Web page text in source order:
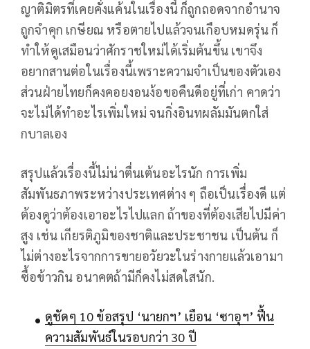
ญาติมิตรที่เคยคั่งแค้นในเรื่องนี้ ก็ถูกถอดจากอำนาจ
ถูกจำคุก เกษียณ หรือตายไปแล้วจนเกือบหมดรุ่น ก็
ทำให้ดูเสมือนว่าศักราชใหม่ได้เริ่มต้นขึ้น เขาจึง
อยากสานต่อในเรื่องนี้เพราะความจำเป็นของตัวเอง
ส่วนฝ่ายไทยก็คงคอยงอนง้อขอคืนดีอยู่ที่เก่า คาดว่า
จะไม่ได้ทำอะไรเพิ่มใหม่ จนกิ่งอินทผลัมมันตกใส่
กบาลเอง
สรุปแล้วเรื่องนี้ไม่น่าตื่นเต้นอะไรนัก การเพิ่ม
สัมพันธภาพระหว่างประเทศต่าง ๆ ถือเป็นเรื่องดี แต่
ต้องดูว่าต้องเอาอะไรไปแลก ถ้าของที่ต้องเสียไปมีค่า
สูง เช่น เกียรติภูมิของชาติและประชาชน เป็นต้น ก็
ไม่ต่างอะไรจากการขายอวัยวะในร่างกายแล้วเอามา
ซื้อข้าวกิน อนาคตถ้ามีก็คงไม่สดใสนัก.
ดูชัดๆ 10 ข้อสรุป ‘นายกฯ’ เยือน ‘ซาอุฯ’ ฟื้น
ความสัมพันธ์ในรอบกว่า 30 ปี